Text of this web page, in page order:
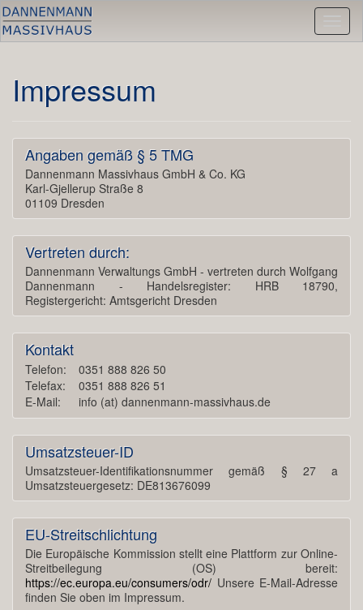
Impressum
Angaben gemäß § 5 TMG
Dannenmann Massivhaus GmbH & Co. KG
Karl-Gjellerup Straße 8
01109 Dresden
Vertreten durch:
Dannenmann Verwaltungs GmbH - vertreten durch Wolfgang
Dannenmann - Handelsregister: HRB 18790,
Registergericht: Amtsgericht Dresden
Kontakt
Telefon:
0351 888 826 50
Telefax:
0351 888 826 51
E-Mail:
info (at) dannenmann-massivhaus.de
Umsatzsteuer-ID
Umsatzsteuer-Identifikationsnummer gemäß § 27 a
Umsatzsteuergesetz: DE813676099
EU-Streitschlichtung
Die Europäische Kommission stellt eine Plattform zur Online-
Streitbeilegung (OS) bereit:
https://ec.europa.eu/consumers/odr/ Unsere E-Mail-Adresse
finden Sie oben im Impressum.